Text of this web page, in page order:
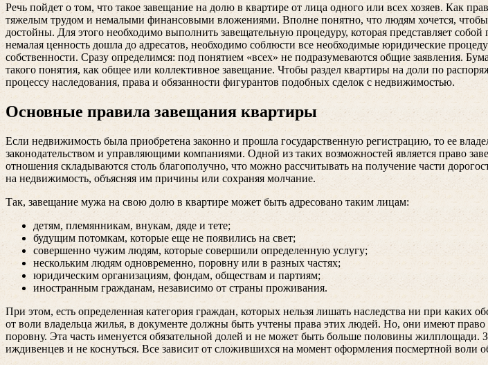
Речь пойдет о том, что такое завещание на долю в квартире от лица одного или всех хозяев. Как
тяжелым трудом и немалыми финансовыми вложениями. Вполне понятно, что людям хочется,
достойны. Для этого необходимо выполнить завещательную процедуру, которая представляет
немалая ценность дошла до адресатов, необходимо соблюсти все необходимые юридические
собственности. Сразу определимся: под понятием «всех» не подразумеваются общие заявления.
такого понятия, как общее или коллективное завещание. Чтобы раздел квартиры на доли по
процессу наследования, права и обязанности фигурантов подобных сделок с недвижимостью.
Основные правила завещания квартиры
Если недвижимость была приобретена законно и прошла государственную регистрацию, то ее
законодательством и управляющими компаниями. Одной из таких возможностей является право
отношения складываются столь благополучно, что можно рассчитывать на получение части
на недвижимость, объясняя им причины или сохраняя молчание.
Так, завещание мужа на свою долю в квартире может быть адресовано таким лицам:
детям, племянникам, внукам, дяде и тете;
будущим потомкам, которые еще не появились на свет;
совершенно чужим людям, которые совершили определенную услугу;
нескольким людям одновременно, поровну или в разных частях;
юридическим организациям, фондам, обществам и партиям;
иностранным гражданам, независимо от страны проживания.
При этом, есть определенная категория граждан, которых нельзя лишать наследства ни при каких
от воли владельца жилья, в документе должны быть учтены права этих людей. Но, они имеют право
поровну. Эта часть именуется обязательной долей и не может быть больше половины
иждивенцев и не коснуться. Все зависит от сложившихся на момент оформления посмертной воли